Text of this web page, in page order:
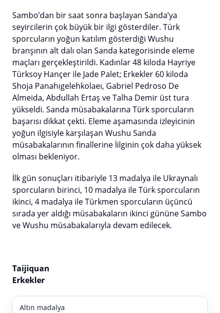
Sambo’dan bir saat sonra başlayan Sanda’ya
seyircilerin çok büyük bir ilgi gösterdiler. Türk
sporcuların yoğun katılım gösterdiği Wushu
branşının alt dalı olan Sanda kategorisinde eleme
maçları gerçekleştirildi. Kadınlar 48 kiloda Hayriye
Türksoy Hançer ile Jade Palet; Erkekler 60 kiloda
Shoja Panahıgelehkolaeı, Gabriel Pedroso De
Almeida, Abdullah Ertaş ve Talha Demir üst tura
yükseldi. Sanda müsabakalarına Türk sporcuların
başarısı dikkat çekti. Eleme aşamasında izleyicinin
yoğun ilgisiyle karşılaşan Wushu Sanda
müsabakalarının finallerine İilginin çok daha yüksek
olması bekleniyor.
İlk gün sonuçları itibariyle 13 madalya ile Ukraynalı
sporcuların birinci, 10 madalya ile Türk sporcuların
ikinci, 4 madalya ile Türkmen sporcuların üçüncü
sırada yer aldığı müsabakaların ikinci gününe Sambo
ve Wushu müsabakalarıyla devam edilecek.
Taijiquan
Erkekler
Altın madalya